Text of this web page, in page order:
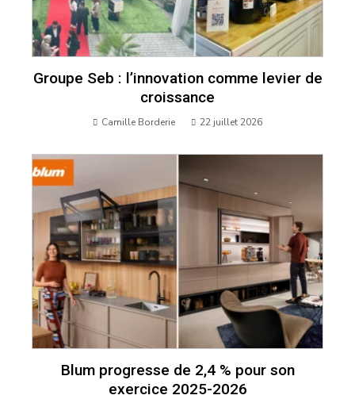
Groupe Seb : l’innovation comme levier de
croissance
Camille Borderie 22 juillet 2026
Blum progresse de 2,4 % pour son
exercice 2025-2026